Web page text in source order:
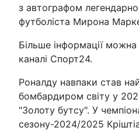
з автографом
футболіста Мирона
Більше інформації
каналі Спорт24.
Роналду навпаки став
бомбардиром світу у
"Золоту бутсу". У
сезону-2024/2025